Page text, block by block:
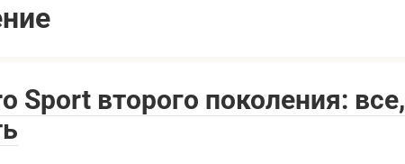
Sport второго поколения: все,